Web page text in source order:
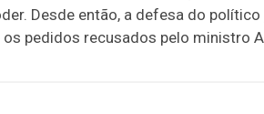
Desde então, a defesa do
pedidos recusados pelo ministro